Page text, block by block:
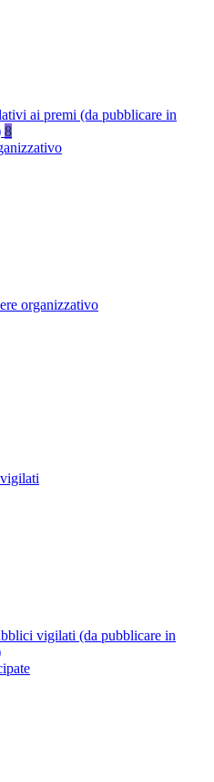
ai premi (da pubblicare in
8
organizzativo
vigilati (da pubblicare in